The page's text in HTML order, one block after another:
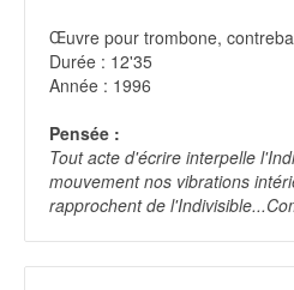
Œuvre pour trombone,
Durée : 12'35
Année : 1996
Pensée :
Tout acte d'écrire interpelle
mouvement nos vibrations
rapprochent de